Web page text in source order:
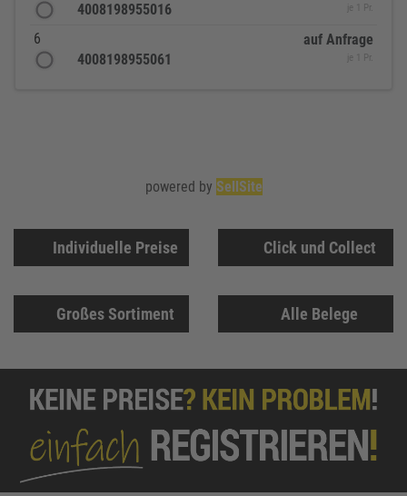
4008198955016
je 1 Pr.
6
4008198955061
auf Anfrage
je 1 Pr.
Individuelle Preise Click und Collect
Großes Sortiment Alle Belege
powered by SellSite